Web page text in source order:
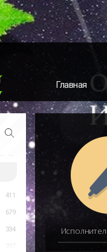
Главная
411
679
334